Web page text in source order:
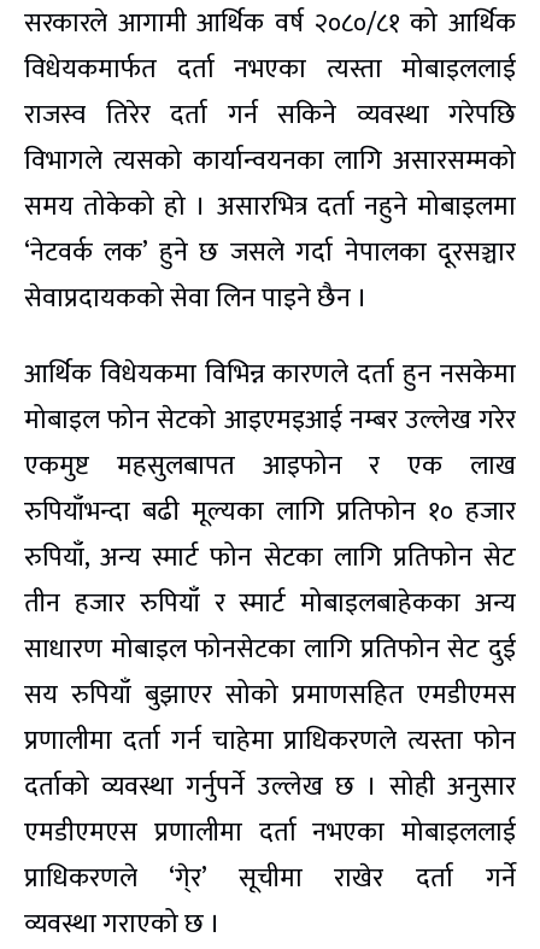
सरकारले आगामी आर्थिक वर्ष २०८०/८१ को आर्थिक
विधेयकमार्फत दर्ता नभएका त्यस्ता मोबाइललाई
राजस्व तिरेर दर्ता गर्न सकिने व्यवस्था गरेपछि
विभागले त्यसको कार्यान्वयनका लागि असारसम्मको
समय तोकेको हो । असारभित्र दर्ता नहुने मोबाइलमा
‘नेटवर्क लक’ हुने छ जसले गर्दा नेपालका दूरसञ्चार
सेवाप्रदायकको सेवा लिन पाइने छैन ।
आर्थिक विधेयकमा विभिन्न कारणले दर्ता हुन नसकेमा
मोबाइल फोन सेटको आइएमइआई नम्बर उल्लेख गरेर
एकमुष्ट महसुलबापत आइफोन र एक लाख
रुपियाँभन्दा बढी मूल्यका लागि प्रतिफोन १० हजार
रुपियाँ, अन्य स्मार्ट फोन सेटका लागि प्रतिफोन सेट
तीन हजार रुपियाँ र स्मार्ट मोबाइलबाहेकका अन्य
साधारण मोबाइल फोनसेटका लागि प्रतिफोन सेट दुई
सय रुपियाँ बुझाएर सोको प्रमाणसहित एमडीएमस
प्रणालीमा दर्ता गर्न चाहेमा प्राधिकरणले त्यस्ता फोन
दर्ताको व्यवस्था गर्नुपर्ने उल्लेख छ । सोही अनुसार
एमडीएमएस प्रणालीमा दर्ता नभएका मोबाइललाई
प्राधिकरणले ‘गे्र’ सूचीमा राखेर दर्ता गर्ने
व्यवस्था गराएको छ ।